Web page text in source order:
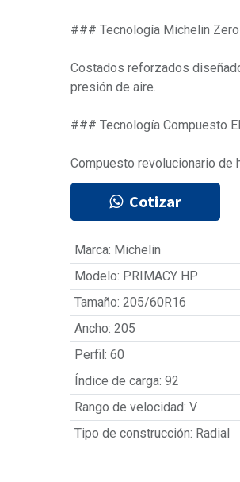
### Tecnología Michelin
Costados reforzados
presión de aire.
### Tecnología Compuesto
Compuesto revolucionario de
Cotizar
Marca: Michelin
Modelo: PRIMACY HP
Tamaño: 205/60R16
Ancho: 205
Perfil: 60
Índice de carga: 92
Rango de velocidad: V
Tipo de construcción: Radial